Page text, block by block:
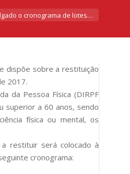
o cronograma de lotes…
dispõe sobre a restituição
2017.
da Pessoa Física (DIRPF
superior a 60 anos, sendo
física ou mental, os
restituir será colocado à
cronograma: